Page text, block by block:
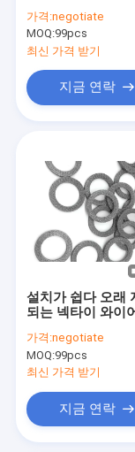
가격:negotiate
MOQ:99pcs
최신 가격 받기
지금 연락
설치가 쉽다 오래
되는 넥타이 와이
가격:negotiate
MOQ:99pcs
최신 가격 받기
지금 연락